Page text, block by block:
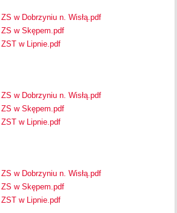
w Dobrzyniu n. Wisłą.pdf
w Skępem.pdf
w Lipnie.pdf
w Dobrzyniu n. Wisłą.pdf
w Skępem.pdf
w Lipnie.pdf
w Dobrzyniu n. Wisłą.pdf
w Skępem.pdf
w Lipnie.pdf